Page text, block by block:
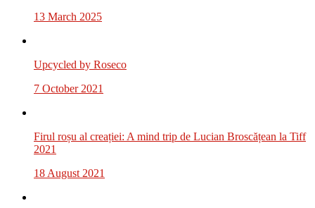
13 March 2025
Upcycled by Roseco
7 October 2021
Firul roșu al creației: A mind trip de Lucian Broscățean la Tiff
2021
18 August 2021